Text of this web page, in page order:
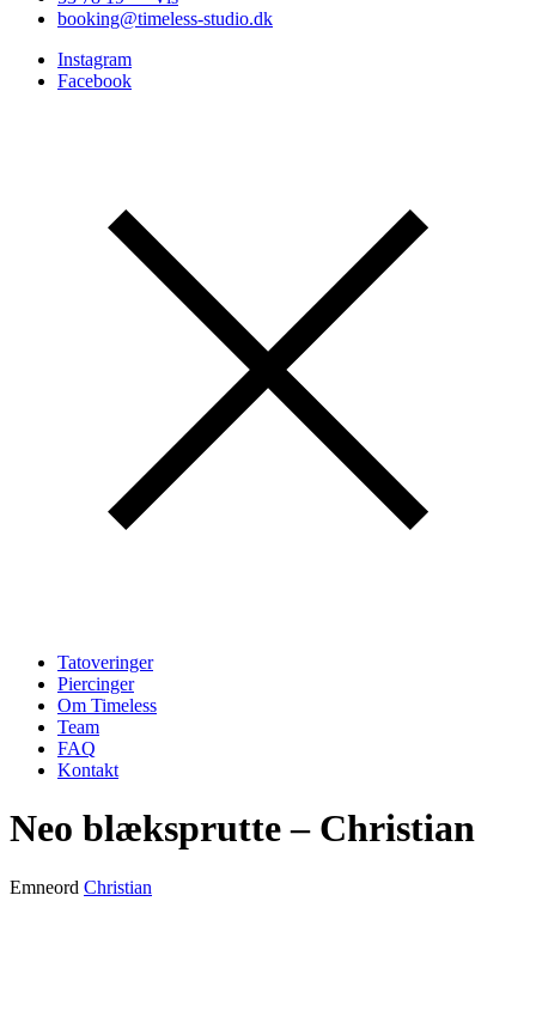
booking@timeless-studio.dk
Instagram
Facebook
Tatoveringer
Piercinger
Om Timeless
Team
FAQ
Kontakt
Neo blæksprutte – Christian
Emneord Christian